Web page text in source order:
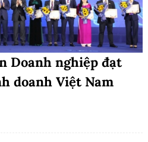
Doanh nghiệp đạt
doanh Việt Nam